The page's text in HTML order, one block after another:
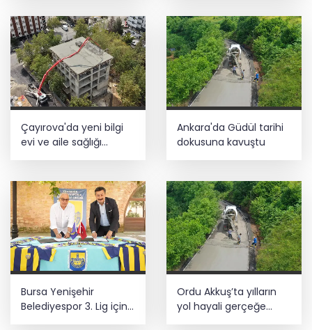
Çayırova'da yeni bilgi
evi ve aile sağlığı
Ankara'da Güdül tarihi
dokusuna kavuştu
Bursa Yenişehir
Belediyespor 3. Lig için
Ordu Akkuş’ta yılların
yol hayali gerçeğe